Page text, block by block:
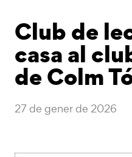
Club de
casa al
de Colm
27 de gener de 2026